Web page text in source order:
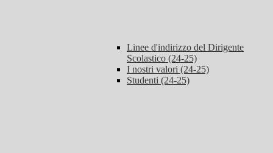
Linee d'indirizzo del Dirigente
Scolastico (24-25)
I nostri valori (24-25)
Studenti (24-25)